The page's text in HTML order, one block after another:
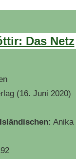
Das Netz
(16. Juni 2020)
Anika